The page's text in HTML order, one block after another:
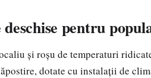
pentru
și roșu de temperaturi
dotate cu instalații de